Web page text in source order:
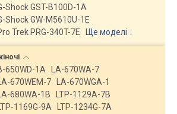
Shock GST-B100D-1A
Shock GW-M5610U-1E
Trek PRG-340T-7E
Ще моделі ↓
650WD-1A
LA-670WA-7
LA-670WEM-7
LA-670WGA-1
LA-680WA-1B
LTP-1129A-7B
LTP-1169G-9A
LTP-1234G-7A